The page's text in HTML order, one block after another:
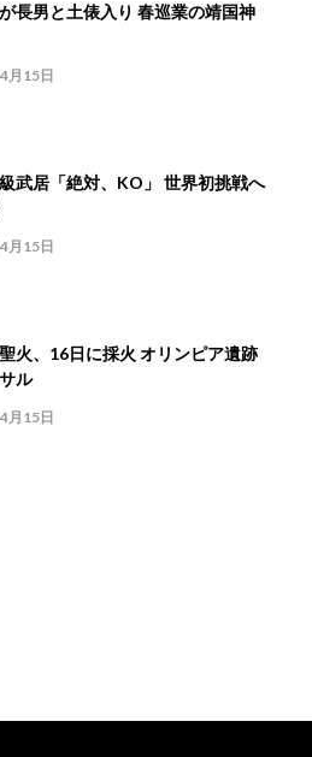
長男と土俵入り 春巡業の靖国神
月15日
武居「絶対、KO」 世界初挑戦へ
月15日
火、16日に採火 オリンピア遺跡
ル
月15日